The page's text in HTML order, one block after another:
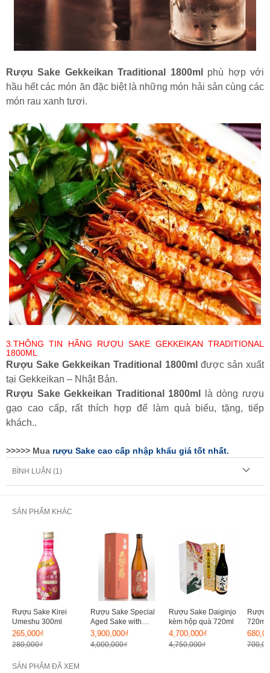
Rượu Sake Gekkeikan Traditional 1800ml phù hợp với
hầu hết các món ăn đặc biệt là những món hải sản cùng các
món rau xanh tươi.
3.THÔNG TIN HÃNG RƯỢU SAKE GEKKEIKAN TRADITIONAL
1800ML
Rượu Sake Gekkeikan Traditional 1800ml được sản xuất
tại Gekkeikan – Nhật Bản.
Rượu Sake Gekkeikan Traditional 1800ml
là dòng rượu
gạo cao cấp, rất thích hợp để làm quà biếu, tặng, tiếp
khách..
>>>>> Mua rượu Sake cao cấp nhập khẩu giá tốt nhất.
BÌNH LUẬN (1)
SẢN PHẨM KHÁC
Rượu Sake Kirei
Umeshu 300ml
265,000₫
280,000₫
Rượu Sake Special
Aged Sake with
Individual Box 720ml
3,900,000₫
4,000,000₫
Rượu Sake Daiginjo
kèm hộp quà 720ml
4,700,000₫
4,750,000₫
Rượu
720ml
SẢN PHẨM ĐÃ XEM